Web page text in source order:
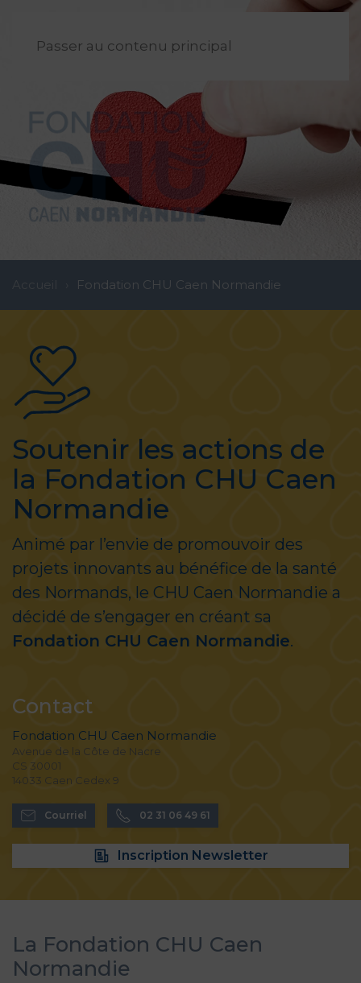
Passer au contenu principal
Fondation CHU Caen Normandie
Soutenir les actions de
la Fondation CHU Caen
Normandie
Animé par l’envie de promouvoir des
projets innovants au bénéfice de la santé
des Normands, le CHU Caen Normandie a
décidé de s’engager en créant sa
Fondation CHU Caen Normandie.
Contact
Fondation CHU Caen Normandie
Avenue de la Côte de Nacre
CS 30001
14033 Caen Cedex 9
Courriel 02 31 06 49 61
Inscription Newsletter
La Fondation CHU Caen
Normandie